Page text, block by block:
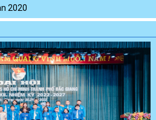
2020
Việt Nam xanh”
vì sự phát triển toàn diện trẻ em
Xem thêm